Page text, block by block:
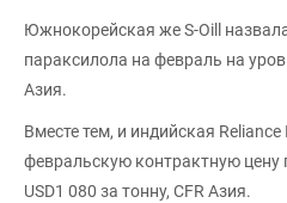
Южнокорейская же S-Oill
параксилола на февраль на
Азия.
Вместе тем, и индийская
февральскую контрактную цену
USD1 080 за тонну, CFR Азия.